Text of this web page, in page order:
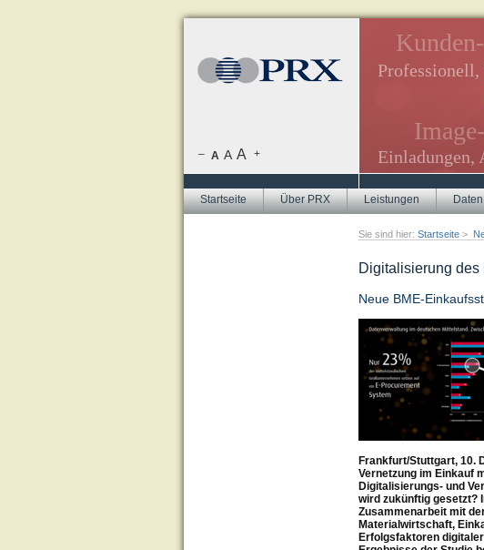
Startseite Über PRX Leistungen
Sie sind hier: Startseite >
Digitalisierung
Neue BME-
Frankfurt/Stuttgart, 10.
Vernetzung im Einkauf
Digitalisierungs- und
wird zukünftig gesetzt?
Zusammenarbeit mit
Materialwirtschaft,
Erfolgsfaktoren
Einladungen,
– A A A +